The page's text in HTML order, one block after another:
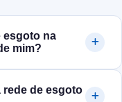
esgoto na
mim?
de esgoto